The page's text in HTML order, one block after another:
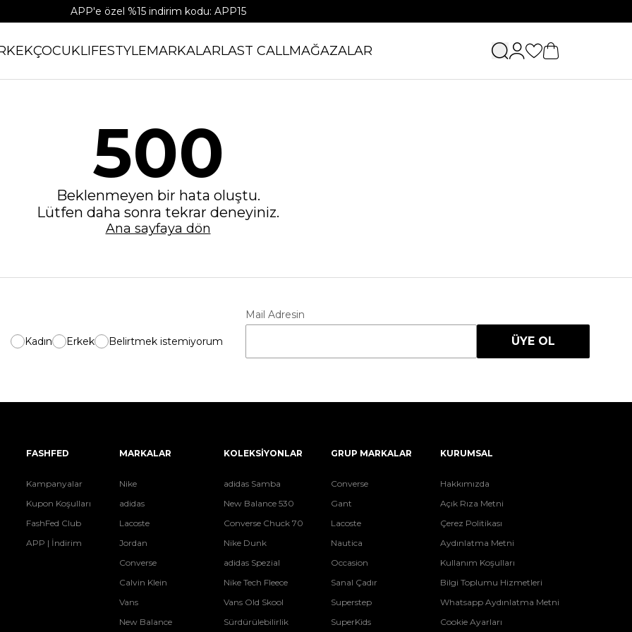
APP'e özel %15 indirim kodu: APP15
ÇOCUKLIFESTYLEMARKALARLAST CALLMAĞAZALAR
500
Beklenmeyen bir hata oluştu.
Lütfen daha sonra tekrar deneyiniz.
Ana sayfaya dön
Kadın Erkek Belirtmek istemiyorum
Mail Adresin
ÜYE OL
FASHFED
Kampanyalar
Kupon Koşulları
FashFed Club
APP | İndirim
MARKALAR
Nike
adidas
Lacoste
Jordan
Converse
Calvin Klein
Vans
New Balance
KOLEKSİYONLAR
adidas Samba
New Balance 530
Converse Chuck 70
Nike Dunk
adidas Spezial
Nike Tech Fleece
Vans Old Skool
Sürdürülebilirlik
GRUP MARKALAR
Converse
Gant
Lacoste
Nautica
Occasion
Sanal Çadır
Superstep
SuperKids
KURUMSAL
Hakkımızda
Açık Rıza Metni
Çerez Politikası
Aydınlatma Metni
Kullanım Koşulları
Bilgi Toplumu Hizmetleri
Whatsapp Aydınlatma Metni
Cookie Ayarları